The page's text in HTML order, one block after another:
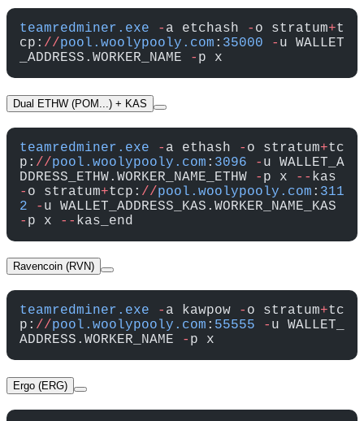
teamredminer.exe - a etchash - o stratum+t
cp: //pool.woolypooly.com : 35000 - u WALLET
_ADDRESS.WORKER_NAME
- p x
Dual ETHW (POM...) + KAS
teamredminer.exe - a ethash - o stratum+tc
p: //pool.woolypooly.com : 3096 - u WALLET_A
DDRESS_ETHW.WORKER_NAME_ETHW
- p x --
- o stratum+tcp: //pool.woolypooly.com : 311
2 -
- p x -- kas_end
Ravencoin (RVN)
teamredminer.exe - a kawpow - o stratum+tc
p: //pool.woolypooly.com : 55555 - u WALLET_
ADDRESS.WORKER_NAME
- p x
Ergo (ERG)